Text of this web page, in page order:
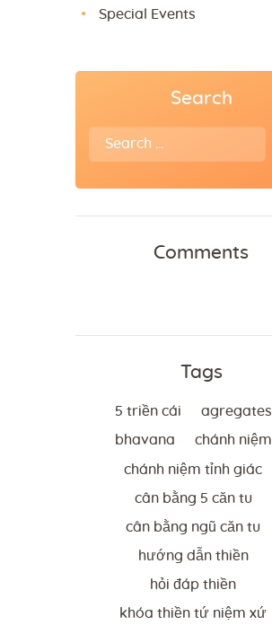
Special Events
Search
Search
for:
Comments
Tags
5 triền cái agregates
bhavana chánh niệm
chánh niệm tỉnh giác
cân bằng 5 căn tu
cân bằng ngũ căn tu
hướng dẫn thiền
hỏi đáp thiền
khóa thiền tứ niệm xứ